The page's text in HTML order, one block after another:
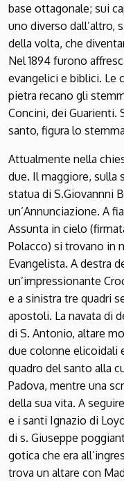
base ottagonale; sui
uno diverso dall’altro,
della volta, che
Nel 1894 furono
evangelici e biblici. Le
pietra recano gli
Concini, dei Guarienti.
santo, figura lo
Attualmente nella
due. Il maggiore, sulla
statua di S.Giovannni
un’Annunciazione. A
Assunta in cielo
Polacco) si trovano in
Evangelista. A destra
un’impressionante
e a sinistra tre quadri
apostoli. La navata di
di S. Antonio, altare
due colonne elicoidali
quadro del santo alla
Padova, mentre una
della sua vita. A
e i santi Ignazio di
di s. Giuseppe
gotica che era
trova un altare con